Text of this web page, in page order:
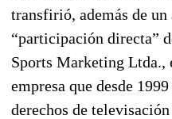
transfirió, además de
“participación directa”
Sports Marketing Ltda.,
empresa que desde
derechos de